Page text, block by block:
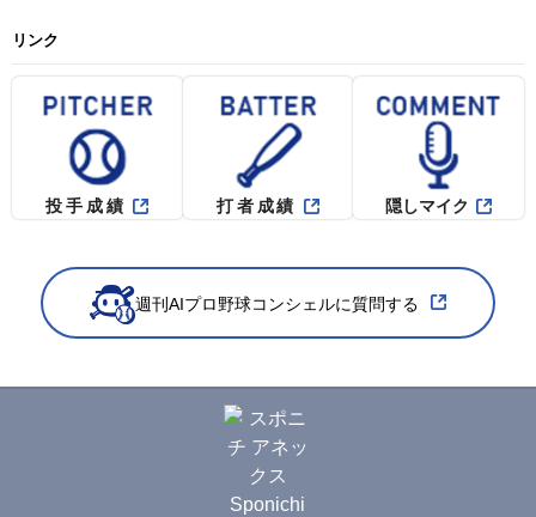
リンク
投手成績 打者成績 隠しマイク
週刊AIプロ野球コンシェルに質問する